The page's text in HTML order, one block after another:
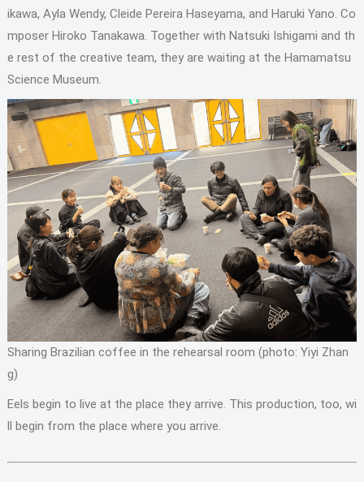
ikawa, Ayla Wendy, Cleide Pereira Haseyama, and Haruki Yano. Co
mposer Hiroko Tanakawa. Together with Natsuki Ishigami and th
e rest of the creative team, they are waiting at the Hamamatsu
Science Museum.
Sharing Brazilian coffee in the rehearsal room (photo: Yiyi Zhan
g)
Eels begin to live at the place they arrive. This production, too, wi
ll begin from the place where you arrive.